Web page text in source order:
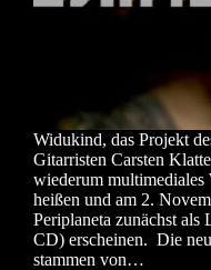
Widukind, das Projekt
Gitarristen Carsten
wiederum
heißen und am 2.
Periplaneta zunächst
CD) erscheinen. Die
stammen von…